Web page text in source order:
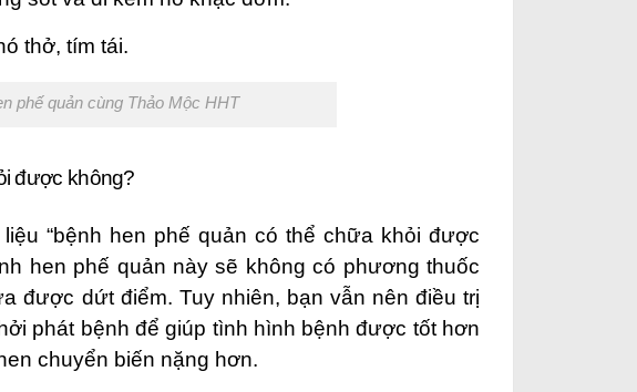
thở, tím tái.
phế quản cùng Thảo Mộc HHT
được không?
“bệnh hen phế quản có thể chữa khỏi được
hen phế quản này sẽ không có phương thuốc
được dứt điểm. Tuy nhiên, bạn vẫn nên điều trị
phát bệnh để giúp tình hình bệnh được tốt hơn
chuyển biến nặng hơn.